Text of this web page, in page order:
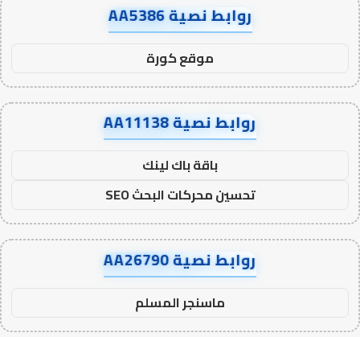
روابط نصية AA5386
موقع كورة
روابط نصية AA11138
باقة باك لينك
تحسين محركات البحث SEO
روابط نصية AA26790
ماسنجر المسلم